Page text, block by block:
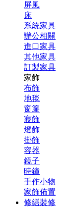
屏風
床
系統家具
辦公相關
進口家具
其他家具
訂製家具
家飾
布飾
地毯
窗簾
寢飾
燈飾
掛飾
容器
鏡子
時鐘
手作小物
家飾佈置
修繕裝修